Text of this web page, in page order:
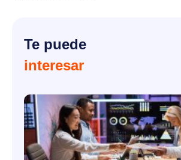
Te puede
interesar